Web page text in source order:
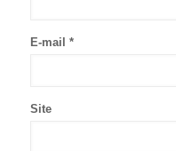
E-mail *
Site